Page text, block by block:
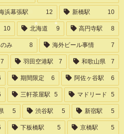
浜幕張駅 12 新橋駅 10
10 北海道 9 高円寺駅 8
み 8 海外ビール事情 7
7 羽田空港駅 7 和歌山県 7
期間限定 6 阿佐ヶ谷駅 6
三軒茶屋駅 5 マドリード 5
5 渋谷駅 5 新宿駅 5
下板橋駅 5 京橋駅 5